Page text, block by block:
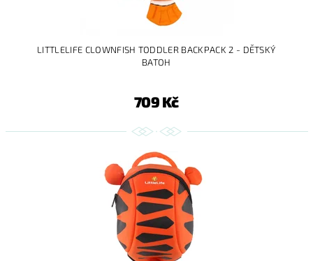
LITTLELIFE CLOWNFISH TODDLER BACKPACK 2 - DĚTSKÝ
BATOH
709 Kč